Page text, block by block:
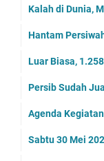
Kalah di Dunia,
Hantam
Luar Biasa,
Persib Sudah
Agenda
Sabtu 30 Mei